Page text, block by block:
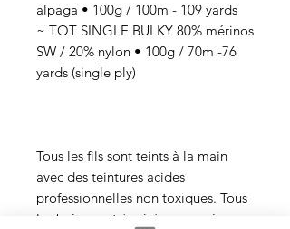
alpaga • 100g / 100m - 109 yards
~ TOT SINGLE BULKY 80% mérinos
SW / 20% nylon • 100g / 70m -76
yards (single ply)
Tous les fils sont teints à la main
avec des teintures acides
professionnelles non toxiques. Tous
les bains sont épuisés au maximum.